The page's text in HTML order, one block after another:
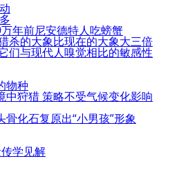
年前尼安德特人吃螃蟹
杀的大象比现在的大象大三倍
们与现代人嗅觉相比的敏感性
物种
狩猎 策略不受气候变化影响
化石复原出“小男孩”形象
学见解